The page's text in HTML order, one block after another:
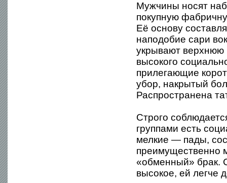
Мужчины носят
покупную
Её основу
наподобие сари
укрывают верхнюю
высокого
прилегающие
убор, накрытый
Распространена
Строго
группами есть
мелкие — пады,
преимущественно
«обменный» брак.
высокое, ей легче